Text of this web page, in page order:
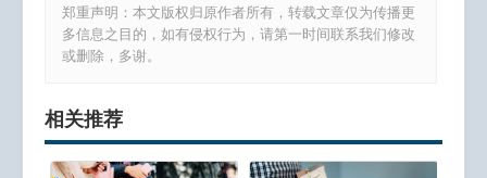
郑重声明：本文版权归原作者所有，转载文章仅为传播更
多信息之目的，如有侵权行为，请第一时间联系我们修改
或删除，多谢。
相关推荐